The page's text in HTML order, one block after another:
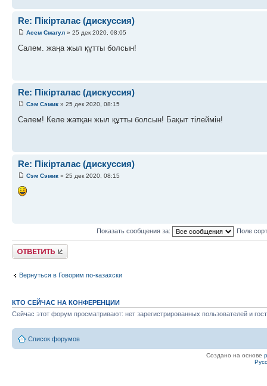
Re: Пікірталас (дискуссия)
Асем Смагул » 25 дек 2020, 08:05
Салем. жаңа жыл құтты болсын!
Re: Пікірталас (дискуссия)
Сэм Сэмик » 25 дек 2020, 08:15
Сәлем! Келе жатқан жыл құтты болсын! Бақыт тілеймін!
Re: Пікірталас (дискуссия)
Сэм Сэмик » 25 дек 2020, 08:15
Показать сообщения за: Поле
Ответить
Вернуться в Говорим по-казахски
КТО СЕЙЧАС НА КОНФЕРЕНЦИИ
Сейчас этот форум просматривают: нет зарегистрированных пользователей и
Список форумов
Создано на основе